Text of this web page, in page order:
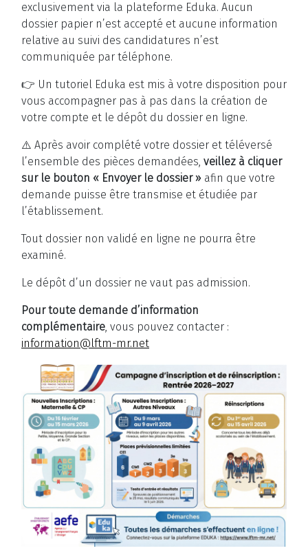
exclusivement via la plateforme Eduka. Aucun
dossier papier n’est accepté et aucune information
relative au suivi des candidatures n’est
communiquée par téléphone.
👉 Un tutoriel Eduka est mis à votre disposition pour
vous accompagner pas à pas dans la création de
votre compte et le dépôt du dossier en ligne.
⚠️ Après avoir complété votre dossier et téléversé
l’ensemble des pièces demandées, veillez à cliquer
sur le bouton « Envoyer le dossier » afin que votre
demande puisse être transmise et étudiée par
l’établissement.
Tout dossier non validé en ligne ne pourra être
examiné.
Le dépôt d’un dossier ne vaut pas admission.
Pour toute demande d’information
complémentaire, vous pouvez contacter :
information@lftm-mr.net